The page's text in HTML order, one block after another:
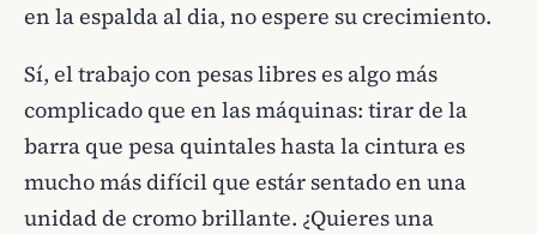
en la espalda al dia, no espere su crecimiento.
Sí, el trabajo con pesas libres es algo más
complicado que en las máquinas: tirar de la
barra que pesa quintales hasta la cintura es
mucho más difícil que estár sentado en una
unidad de cromo brillante. ¿Quieres una